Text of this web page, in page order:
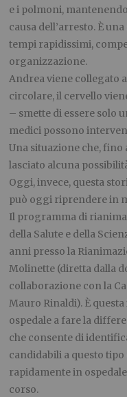
e i polmoni,
causa dell’arresto. È
tempi rapidissimi,
organizzazione.
Andrea viene collegato
circolare, il cervello
– smette di essere solo
medici possono
Una situazione che,
lasciato alcuna
Oggi, invece, questa
può oggi riprendere in
Il programma di
della Salute e della
anni presso la
Molinette (diretta dalla
collaborazione con la
Mauro Rinaldi). È
ospedale a fare la
che consente di
candidabili a questo
rapidamente in
corso.